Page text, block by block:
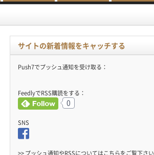
サイトの新着情報をキャッチする
Push7でプッシュ通知を受け取る：
FeedlyでRSS購読をする：
0
SNS
>> プッシュ通知やRSSについてはこちらをご覧下さい